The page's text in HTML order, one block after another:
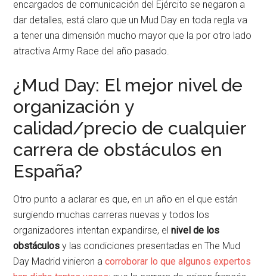
encargados de comunicación del Ejército se negaron a
dar detalles, está claro que un Mud Day en toda regla va
a tener una dimensión mucho mayor que la por otro lado
atractiva Army Race del año pasado.
¿Mud Day: El mejor nivel de
organización y
calidad/precio de cualquier
carrera de obstáculos en
España?
Otro punto a aclarar es que, en un año en el que están
surgiendo muchas carreras nuevas y todos los
organizadores intentan expandirse, elnivel de los
obstáculos y las condiciones presentadas en The Mud
Day Madrid vinieron acorroborar lo que algunos expertos